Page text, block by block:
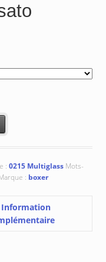
: 0215 Multiglass Mots-
: boxer
Information